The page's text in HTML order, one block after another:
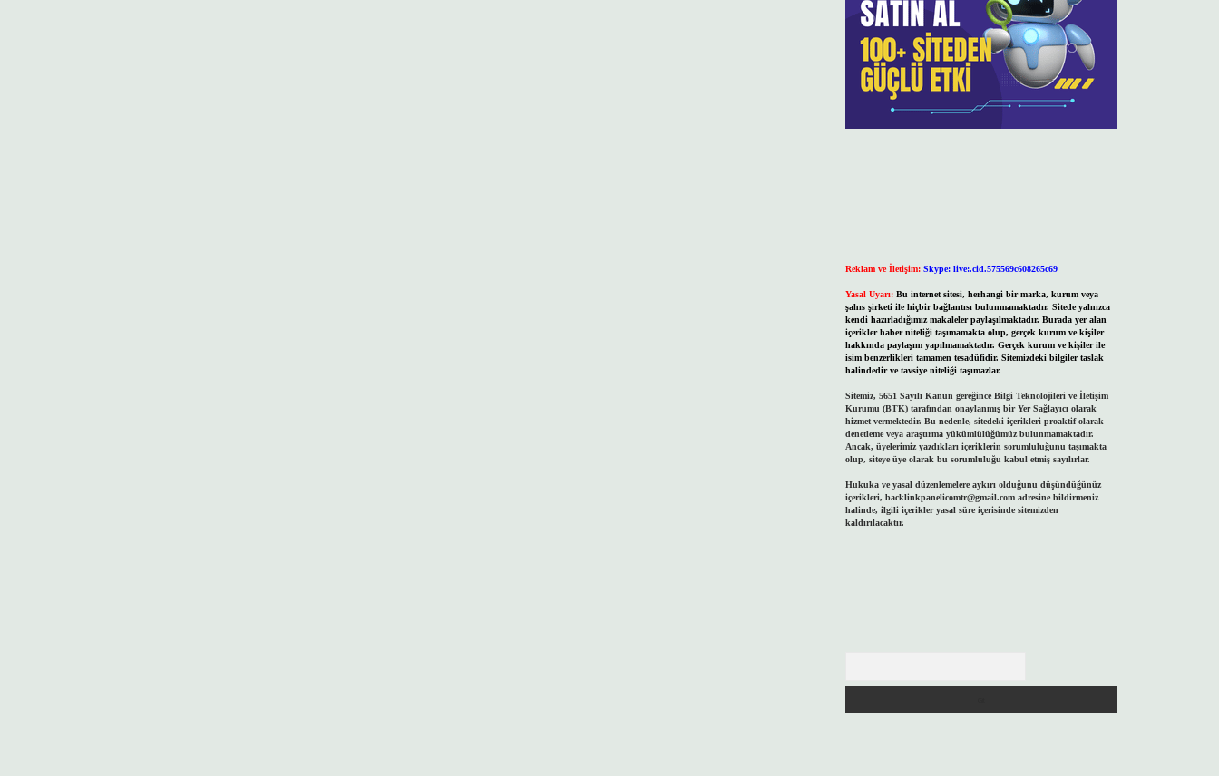
Reklam ve İletişim: Skype: live:.cid.575569c608265c69
Yasal Uyarı: Bu internet sitesi, herhangi bir marka, kurum veya
şahıs şirketi ile hiçbir bağlantısı bulunmamaktadır. Sitede yalnızca
kendi hazırladığımız makaleler paylaşılmaktadır. Burada yer alan
içerikler haber niteliği taşımamakta olup, gerçek kurum ve kişiler
hakkında paylaşım yapılmamaktadır. Gerçek kurum ve kişiler ile
isim benzerlikleri tamamen tesadüfidir. Sitemizdeki bilgiler taslak
halindedir ve tavsiye niteliği taşımazlar.
Sitemiz, 5651 Sayılı Kanun gereğince Bilgi Teknolojileri ve İletişim
Kurumu (BTK) tarafından onaylanmış bir Yer Sağlayıcı olarak
hizmet vermektedir. Bu nedenle, sitedeki içerikleri proaktif olarak
denetleme veya araştırma yükümlülüğümüz bulunmamaktadır.
Ancak, üyelerimiz yazdıkları içeriklerin sorumluluğunu taşımakta
olup, siteye üye olarak bu sorumluluğu kabul etmiş sayılırlar.
Hukuka ve yasal düzenlemelere aykırı olduğunu düşündüğünüz
içerikleri, backlinkpanelicomtr@gmail.comadresine bildirmeniz
halinde, ilgili içerikler yasal süre içerisinde sitemizden
kaldırılacaktır.